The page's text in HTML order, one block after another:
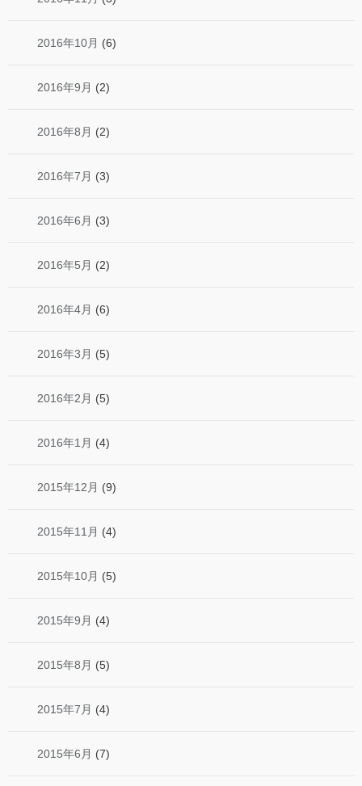
2016年10月 (6)
2016年9月 (2)
2016年8月 (2)
2016年7月 (3)
2016年6月 (3)
2016年5月 (2)
2016年4月 (6)
2016年3月 (5)
2016年2月 (5)
2016年1月 (4)
2015年12月 (9)
2015年11月 (4)
2015年10月 (5)
2015年9月 (4)
2015年8月 (5)
2015年7月 (4)
2015年6月 (7)